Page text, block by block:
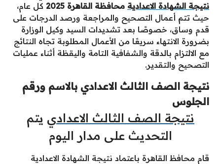
نتيجة الشهادة الاعدادية محافظة القاهرة 2025
كل عام،
حيث تتم أعمال التصحيح والمراجعة ورصد الدرجات على
قدم وساق، خصوصًا بعد تشديدات السيد وكيل الوزارة
بضرورة الانتهاء سريعًا من الأعمال المطلوبة تجاه النتائج
مع الالتزام بالدقة والشفافية التامة واليقظة أثناء عمليات
التصحيح والتقدير.
نتيجة الصف الثالث الاعدادي بالاسم ورقم
الجلوس
نتيجة الصف الثالث الاعدادي يتم
التحديث على مدار اليوم
قام محافظ القاهرة باعتماد نتيجة الشهادة الاعدادية